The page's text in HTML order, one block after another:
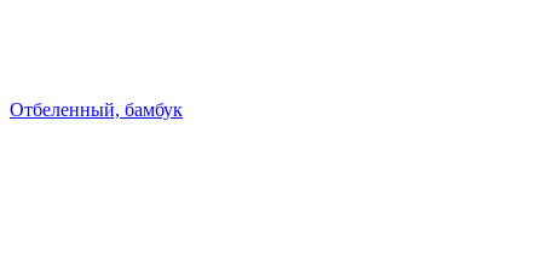
Отбеленный, бамбук